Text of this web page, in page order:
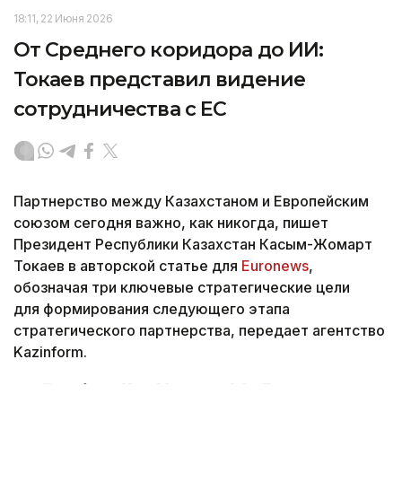
18:11, 22 Июня 2026
От Среднего коридора до ИИ:
Токаев представил видение
сотрудничества с ЕС
Партнерство между Казахстаном и Европейским
союзом сегодня важно, как никогда, пишет
Президент Республики Казахстан Касым-Жомарт
Токаев в авторской статье для Euronews,
обозначая три ключевые стратегические цели
для формирования следующего этапа
стратегического партнерства, передает агентство
Kazinform.